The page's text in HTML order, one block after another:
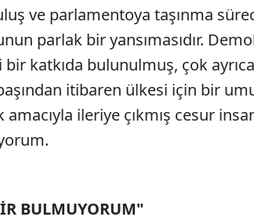
ve parlamentoya taşınma
parlak bir yansımasıdır.
katkıda bulunulmuş, çok
itibaren ülkesi için bir
ileriye çıkmış cesur
BULMUYORUM"